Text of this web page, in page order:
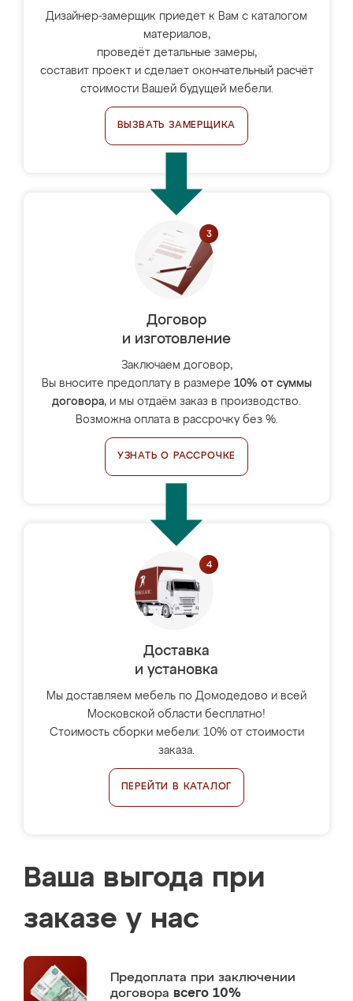
Дизайнер-замерщик приедет к Вам с каталогом
материалов,
проведёт детальные замеры,
составит проект и сделает окончательный расчёт
стоимости Вашей будущей мебели.
ВЫЗВАТЬ ЗАМЕРЩИКА
Договор
и изготовление
Заключаем договор,
Вы вносите предоплату в размере 10% от суммы
договора, и мы отдаём заказ в производство.
Возможна оплата в рассрочку без %.
УЗНАТЬ О РАССРОЧКЕ
Доставка
и установка
Мы доставляем мебель по Домодедово и всей
Московской области бесплатно!
Стоимость сборки мебели: 10% от стоимости
заказа.
ПЕРЕЙТИ В КАТАЛОГ
Ваша выгода при
заказе у нас
Предоплата при заключении
договора всего 10%